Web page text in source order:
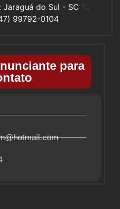
Jaraguá do Sul - SC
99792-0104
para